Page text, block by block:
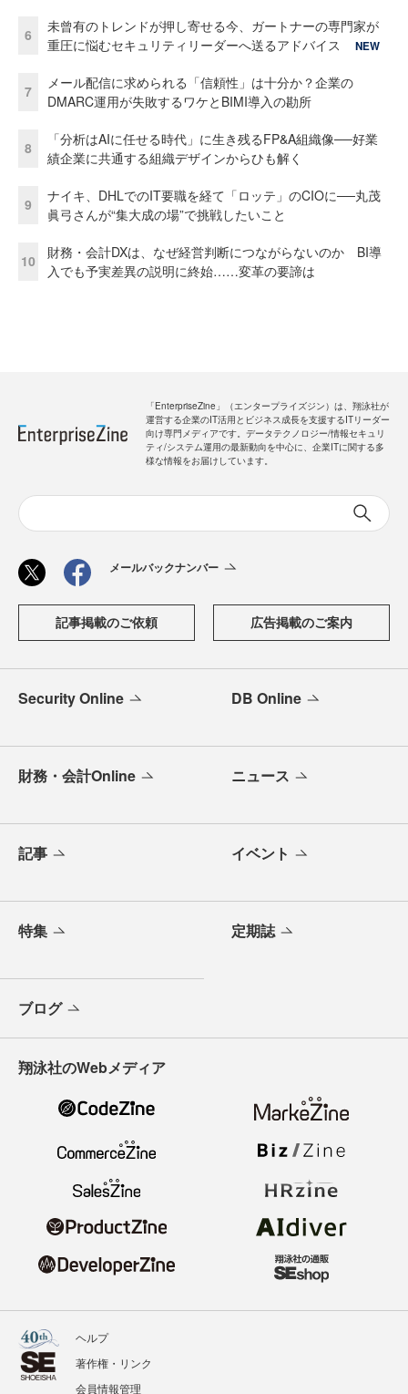
6
未曾有のトレンドが押し寄せる今、ガートナーの専門家が
重圧に悩むセキュリティリーダーへ送るアドバイス
NEW
7
メール配信に求められる「信頼性」は十分か？企業の
DMARC運用が失敗するワケとBIMI導入の勘所
8
「分析はAIに任せる時代」に生き残るFP&A組織像──好業
績企業に共通する組織デザインからひも解く
9
ナイキ、DHLでのIT要職を経て「ロッテ」のCIOに──丸茂
眞弓さんが“集大成の場”で挑戦したいこと
10
財務・会計DXは、なぜ経営判断につながらないのか BI導
入でも予実差異の説明に終始……変革の要諦は
「EnterpriseZine」（エンタープライズジン）は、翔泳社が
運営する企業のIT活用とビジネス成長を支援するITリーダー
向け専門メディアです。データテクノロジー/情報セキュリ
ティ/システム運用の最新動向を中心に、企業ITに関する多
様な情報をお届けしています。
メールバックナンバー
記事掲載のご依頼 広告掲載のご案内
Security Online DB Online
財務・会計Online ニュース
記事 イベント
特集 定期誌
ブログ
翔泳社のWebメディア
ヘルプ
著作権・リンク
会員情報管理